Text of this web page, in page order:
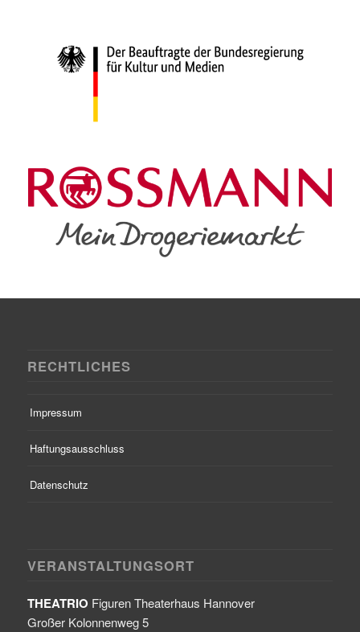
RECHTLICHES
Impressum
Haftungsausschluss
Datenschutz
VERANSTALTUNGSORT
THEATRIO Figuren Theaterhaus Hannover
Großer Kolonnenweg 5